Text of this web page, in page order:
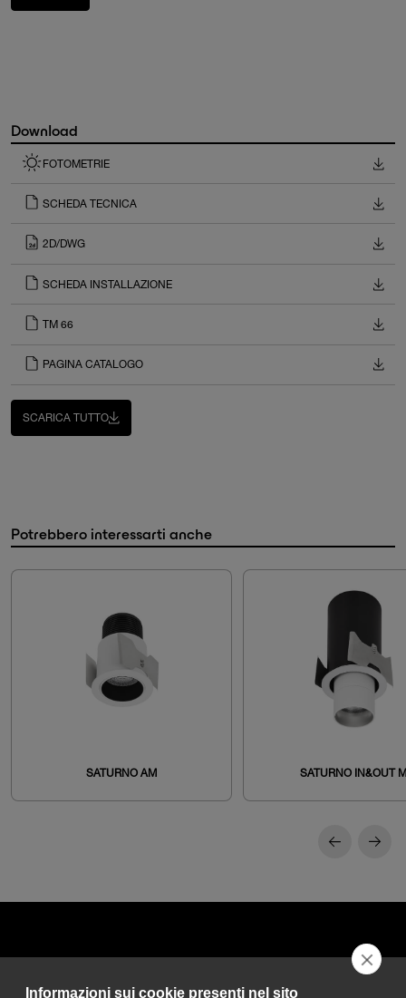
Download
FOTOMETRIE
SCHEDA TECNICA
2D/DWG
SCHEDA INSTALLAZIONE
TM 66
PAGINA CATALOGO
SCARICA TUTTO
Potrebbero interessarti anche
SATURNO AM SATURNO IN&OUT M
Informazioni sui cookie presenti nel sito